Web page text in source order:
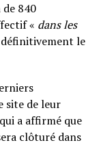
840
« dans les
le
site de leur
a affirmé que
clôturé dans